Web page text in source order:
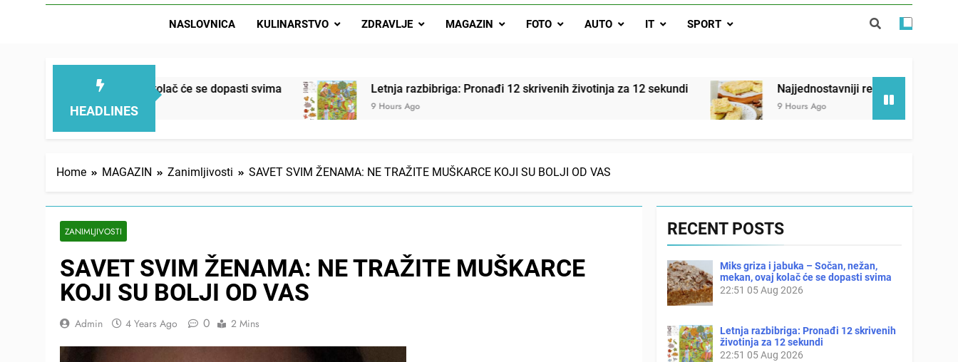
Letnja razbibriga: Pronađi 12 skrivenih životinja za 12 sekundi
Matematički zadatak koji je podijelio Balkan: Do tačnog odgovora izgleda još nismo stigli
NASLOVNICA KULINARSTVO ZDRAVLJE MAGAZIN FOTO AUTO IT SPORT
HEADLINES
mekan, ovaj kolač će se dopasti svima Letnja razbibriga: Pronađi 12 skrivenih životinja za 12 sekundi
9 Hours Ago
Najjednostavniji recept za finu pitu od jogurta
9 Hours Ago
Home MAGAZIN Zanimljivosti SAVET SVIM ŽENAMA: NE TRAŽITE MUŠKARCE KOJI SU BOLJI OD VAS
ZANIMLJIVOSTI
SAVET SVIM ŽENAMA: NE TRAŽITE MUŠKARCE
KOJI SU BOLJI OD VAS
Admin 4 Years Ago 0 2 Mins
RECENT POSTS
Miks griza i jabuka – Sočan, nežan,
mekan, ovaj kolač će se dopasti svima
22:51 05 Aug 2026
Letnja razbibriga: Pronađi 12 skrivenih
životinja za 12 sekundi
22:51 05 Aug 2026